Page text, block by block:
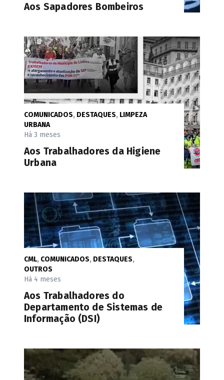
Aos Sapadores Bombeiros
COMUNICADOS, DESTAQUES, LIMPEZA
URBANA
Há 3 meses
Aos Trabalhadores da Higiene
Urbana
CML, COMUNICADOS, DESTAQUES,
OUTROS
Há 4 meses
Aos Trabalhadores do
Departamento de Sistemas de
Informação (DSI)